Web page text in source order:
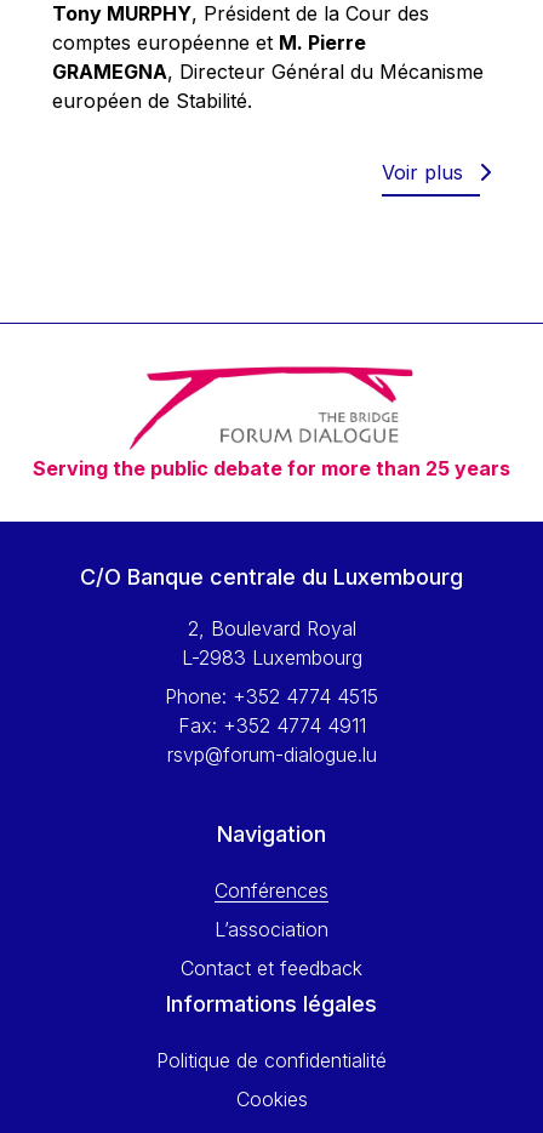
Richard Pelly
Robert Goebbels
Robert REYNDERS
Timothy Radcliffe
Vaclav Klaus
Vassilios Skouris
Vítor Manuel da Silva Caldeira
Viviane Reding
Walter Hagg
Wolfgang Ketterle
Yossi Beillin
Yves FRANCHET
Tony MURPHY, Président de la Cour des
comptes européenne et M. Pierre
GRAMEGNA, Directeur Général du Mécanisme
européen de Stabilité.
Voir plus
Serving the public debate for more than 25 years
C/O Banque centrale du Luxembourg
2, Boulevard Royal
L-2983 Luxembourg
Phone: +352 4774 4515
Fax: +352 4774 4911
rsvp@forum-dialogue.lu
Navigation
Conférences
L’association
Contact et feedback
Informations légales
Politique de confidentialité
Cookies